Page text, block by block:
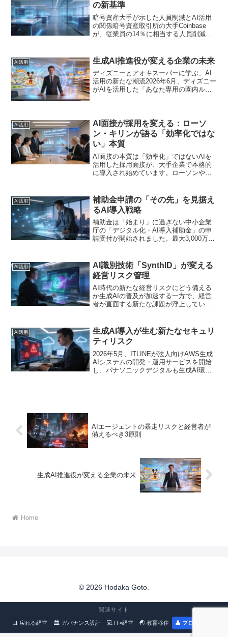
の新基準
暗号資産大手が示した人員削減とAI活用
の関係暗号資産取引所の大手Coinbase
が、従業員の14％に相当する人員削減を
を削減の背景として明示しています。こ
のニュースは...
AI活用 生成AI推進役が変える企業の未来
ディズニーとアオキスーパーに学ぶ、AI
活用の新たな潮流2026年6月、ディズニー
がAIを活用した「あなた専用の園内ルー
通じて生成A...
AI活用
AI面接が採用を変える：ローソ
ン・キリンが語る「効率化ではな
い」本質
AI面接の本質は「効率化」ではないAIを
活用した採用面接が、大手企業で本格的
に導入され始めています。ローソンやキ
くの経営者が想像する「面接業務の効率
化」や「コスト削減...
AI活用
補助金申請の「その先」を見据え
るAI導入戦略
補助金は「始まり」に過ぎない中小企業
庁の「デジタル化・AI導入補助金」の申
請受付が開始されました。最大3,000万円
「補助金を取れるか」ではなく、「その
資金で何を実現...
AI活用
AI識別技術「SynthID」が変える
経営リスク管理
AI時代の新たな経営リスクにどう備える
か生成AIの普及が加速する一方で、経営
者が直面する新たな課題が浮上していま
カオが、Googleが開発したAI生成物識別
技術「S...
AI活用
生成AI導入が生む新たなセキュリ
ティリスク
2026年5月、ITLINEが法人向けAWS生成
AIシステムの開発・運用サービスを開始
し、パナソニックデジタルも生成AI環境
AIエージェントの暴走リスクと経営者が
備えるべき3原則
生成AI推進役が変える企業の未来
Home
© 2026 Hodaka Goto.
関連サイト
📊 戻れる経営 🏛 ガバナンス設計 💻 IT×経営 🌏 教育移住 👤 プロフィール